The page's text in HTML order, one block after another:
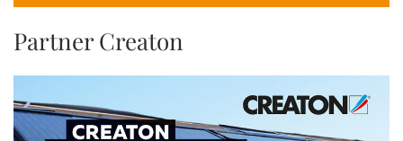
Partner Creaton